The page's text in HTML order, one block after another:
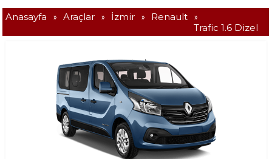
Anasayfa » Araçlar » İzmir » Renault »
Trafic 1.6 Dizel